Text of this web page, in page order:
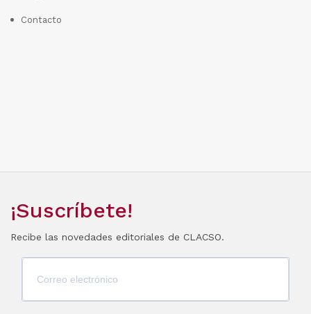
Contacto
¡Suscríbete!
Recibe las novedades editoriales de CLACSO.